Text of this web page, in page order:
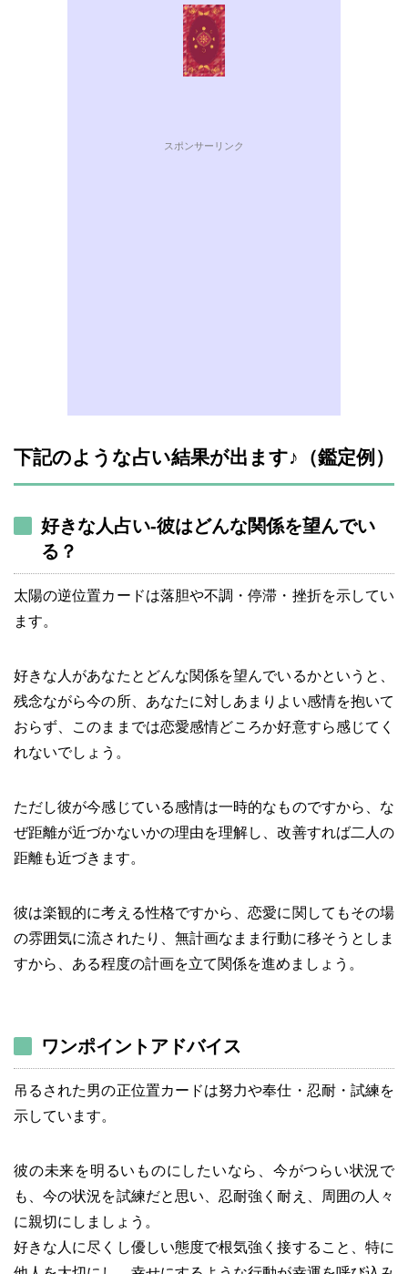
スポンサーリンク
下記のような占い結果が出ます♪（鑑定例）
好きな人占い-彼はどんな関係を望んでい
る？
太陽の逆位置カードは落胆や不調・停滞・挫折を示してい
ます。
好きな人があなたとどんな関係を望んでいるかというと、
残念ながら今の所、あなたに対しあまりよい感情を抱いて
おらず、このままでは恋愛感情どころか好意すら感じてく
れないでしょう。
ただし彼が今感じている感情は一時的なものですから、な
ぜ距離が近づかないかの理由を理解し、改善すれば二人の
距離も近づきます。
彼は楽観的に考える性格ですから、恋愛に関してもその場
の雰囲気に流されたり、無計画なまま行動に移そうとしま
すから、ある程度の計画を立て関係を進めましょう。
ワンポイントアドバイス
吊るされた男の正位置カードは努力や奉仕・忍耐・試練を
示しています。
彼の未来を明るいものにしたいなら、今がつらい状況で
も、今の状況を試練だと思い、忍耐強く耐え、周囲の人々
に親切にしましょう。
好きな人に尽くし優しい態度で根気強く接すること、特に